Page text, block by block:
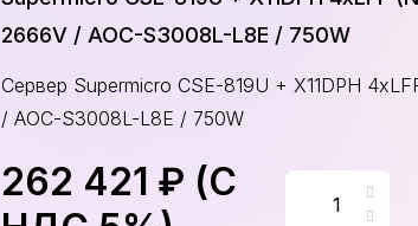
2666V / AOC-S3008L-L8E / 750W
Сервер Supermicro CSE-819U + X11DPH
/ AOC-S3008L-L8E / 750W
262 421 ₽ (С